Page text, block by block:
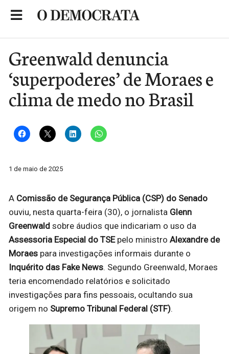
Greenwald denuncia
‘superpoderes’ de Moraes e
clima de medo no Brasil
1 de maio de 2025
A Comissão de Segurança Pública (CSP) do Senado
ouviu, nesta quarta-feira (30), o jornalista Glenn
Greenwald sobre áudios que indicariam o uso da
Assessoria Especial do TSEpelo ministro Alexandre de
Moraes para investigações informais durante o
Inquérito das Fake News. Segundo Greenwald, Moraes
teria encomendado relatórios e solicitado
investigações para fins pessoais, ocultando sua
origem no Supremo Tribunal Federal (STF).